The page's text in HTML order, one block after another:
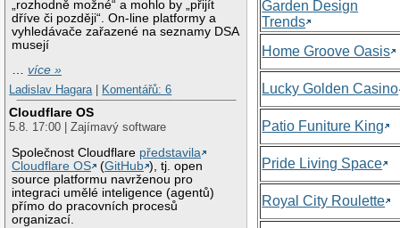
„rozhodně možné“ a mohlo by „přijít
dříve či později“. On-line platformy a
vyhledávače zařazené na seznamy DSA
musejí
…více »
Ladislav Hagara
Komentářů: 6
Cloudflare OS
5.8. 17:00 | Zajímavý software
Společnost Cloudflare představila
Cloudflare OS
(GitHub ), tj. open
source platformu navrženou pro
integraci umělé inteligence (agentů)
přímo do pracovních procesů
organizací.
Garden Design
Trends
Home Groove Oasis
Lucky Golden Casino
Patio Funiture King
Pride Living Space
Royal City Roulette